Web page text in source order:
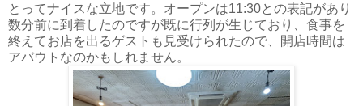
とってナイスな立地です。オープンは11:30との表記があり
数分前に到着したのですが既に行列が生じており、食事を
終えてお店を出るゲストも見受けられたので、開店時間は
アバウトなのかもしれません。